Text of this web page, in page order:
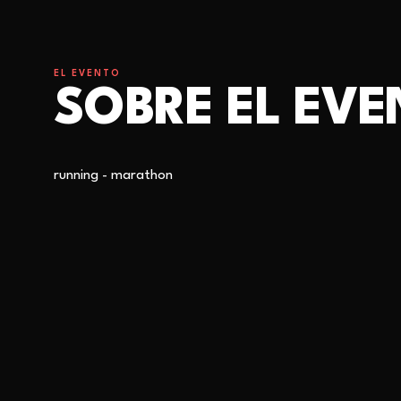
EL EVENTO
SOBRE EL
running - marathon